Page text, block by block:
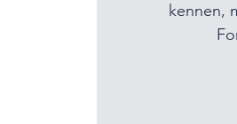
kennen,